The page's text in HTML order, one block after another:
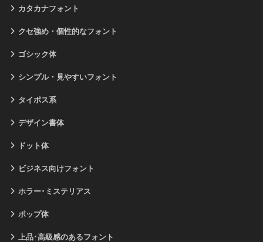
カタカナフォント
クセ強め・個性的なフォント
ゴシック体
シンプル・見やすいフォント
タイポス系
デザイン書体
ドット体
ビジネス向けフォント
ホラー･ミステリアス
ポップ体
上品･高級感のあるフォント